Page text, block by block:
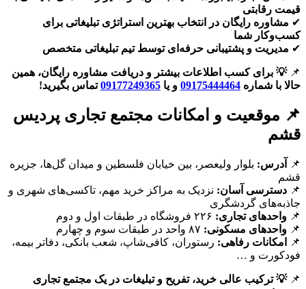
قیمت رقابتی
✔ مشاوره رایگان در انتخاب بهترین استراتژی تبلیغاتی برای
کسب‌وکار شما
✔ مدیریت و پشتیبانی حرفه‌ای توسط تیم تبلیغاتی متخصص
📌💡 برای کسب اطلاعات بیشتر و دریافت مشاوره رایگان، همین
حالا با شماره 09175444464 و یا 09177249365تماس بگیرید!
📌 موقعیت و امکانات مجتمع تجاری پردیس
قشم
📌 آدرس: بلوار ولیعصر، بین خیابان فلسطین و میدان گل‌ها، جزیره
قشم
📌 دسترسی آسان: نزدیک به مراکز خرید مهم، تاکسی‌های شهری و
جاذبه‌های گردشگری
📌 واحدهای تجاری:
📌 واحدهای مسکونی:
📌
امکانات رفاهی: رستوران، کافی‌شاپ، شعب بانکی، دفاتر بیمه،
فودکورت و …
📌💡 ترکیب عالی خرید، تفریح و تبلیغات در یک مجتمع تجاری